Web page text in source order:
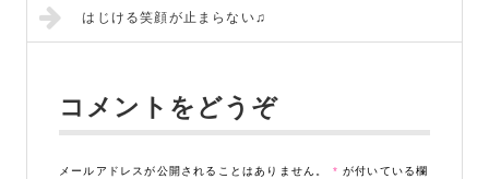
はじける笑顔が止まらない♫
コメントをどうぞ
メールアドレスが公開されることはありません。 * が付いている欄